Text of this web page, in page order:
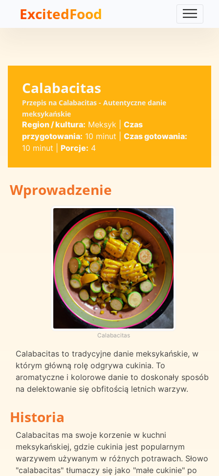
ExcitedFood
Calabacitas
Przepis na Calabacitas - Autentyczne danie
meksykańskie
Region / kultura: Meksyk
Czas
przygotowania: 10 minut
Czas gotowania:
10 minut
Porcje: 4
Wprowadzenie
Calabacitas
Calabacitas to tradycyjne danie meksykańskie, w
którym główną rolę odgrywa cukinia. To
aromatyczne i kolorowe danie to doskonały sposób
na delektowanie się obfitością letnich warzyw.
Historia
Calabacitas ma swoje korzenie w kuchni
meksykańskiej, gdzie cukinia jest popularnym
warzywem używanym w różnych potrawach. Słowo
"calabacitas" tłumaczy się jako "małe cukinie" po